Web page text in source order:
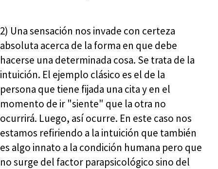
2) Una sensación nos invade con certeza
absoluta acerca de la forma en que debe
hacerse una determinada cosa. Se trata de la
intuición. El ejemplo clásico es el de la
persona que tiene fijada una cita y en el
momento de ir "siente" que la otra no
ocurrirá. Luego, así ocurre. En este caso nos
estamos refiriendo a la intuición que también
es algo innato a la condición humana pero que
no surge del factor parapsicológico sino del